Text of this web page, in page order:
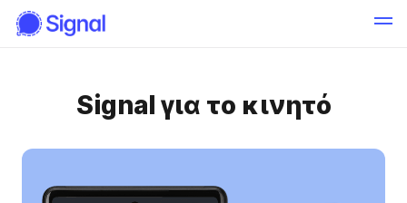
Signal για το κινητό